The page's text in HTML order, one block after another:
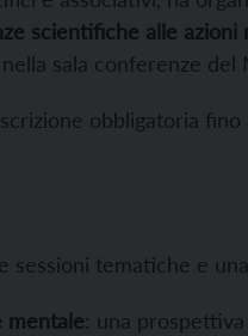
scientifiche alle azioni
sala conferenze del
obbligatoria
sessioni tematiche e
mentale: una